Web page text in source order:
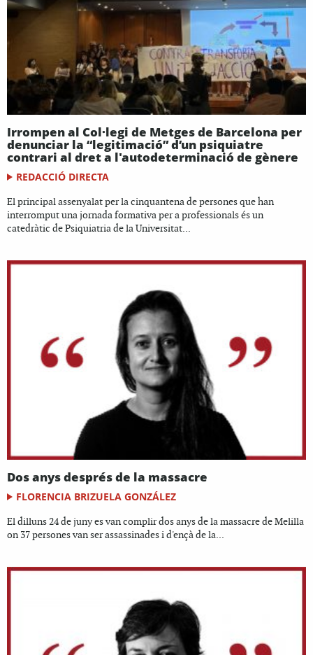
Irrompen al Col·legi de Metges de Barcelona per
denunciar la “legitimació” d’un psiquiatre
contrari al dret a l'autodeterminació de gènere
REDACCIÓ DIRECTA
El principal assenyalat per la cinquantena de persones que han
interromput una jornada formativa per a professionals és un
catedràtic de Psiquiatria de la Universitat...
Dos anys després de la massacre
FLORENCIA BRIZUELA GONZÁLEZ
El dilluns 24 de juny es van complir dos anys de la massacre de Melilla
on 37 persones van ser assassinades i d'ençà de la...